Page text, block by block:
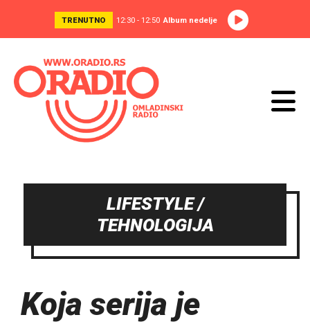
TRENUTNO 12:30 - 12:50 Album nedelje
LIFESTYLE /
TEHNOLOGIJA
Koja serija je